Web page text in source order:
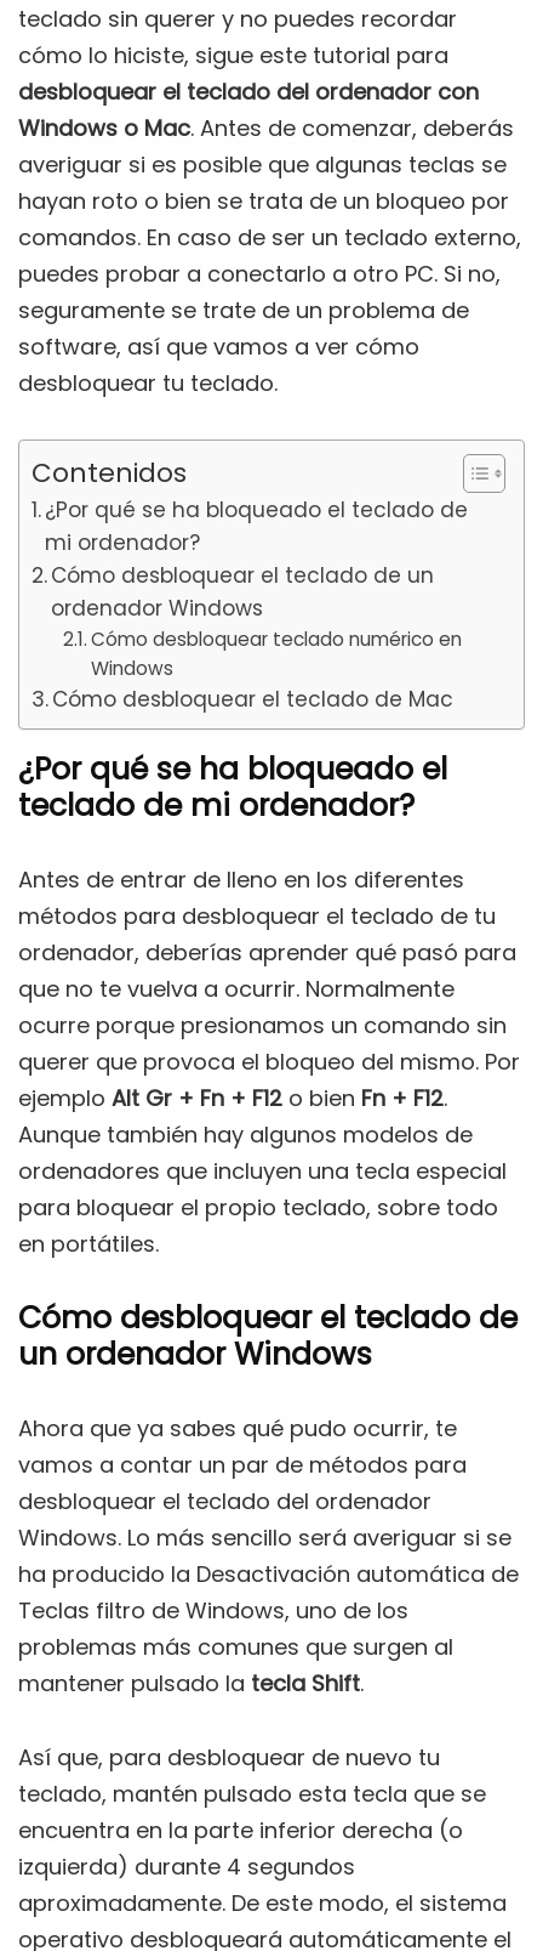
teclado sin querer y no puedes recordar
cómo lo hiciste, sigue este tutorial para
desbloquear el teclado del ordenador con
Windows o Mac. Antes de comenzar, deberás
averiguar si es posible que algunas teclas se
hayan roto o bien se trata de un bloqueo por
comandos. En caso de ser un teclado externo,
puedes probar a conectarlo a otro PC. Si no,
seguramente se trate de un problema de
software, así que vamos a ver cómo
desbloquear tu teclado.
Contenidos
¿Por qué se ha bloqueado el teclado de
mi ordenador?
Cómo desbloquear el teclado de un
ordenador Windows
Cómo desbloquear teclado numérico en
Windows
Cómo desbloquear el teclado de Mac
¿Por qué se ha bloqueado el
teclado de mi ordenador?
Antes de entrar de lleno en los diferentes
métodos para desbloquear el teclado de tu
ordenador, deberías aprender qué pasó para
que no te vuelva a ocurrir. Normalmente
ocurre porque presionamos un comando sin
querer que provoca el bloqueo del mismo. Por
ejemplo Alt Gr + Fn + F12 o bien Fn + F12.
Aunque también hay algunos modelos de
ordenadores que incluyen una tecla especial
para bloquear el propio teclado, sobre todo
en portátiles.
Cómo desbloquear el teclado de
un ordenador Windows
Ahora que ya sabes qué pudo ocurrir, te
vamos a contar un par de métodos para
desbloquear el teclado del ordenador
Windows. Lo más sencillo será averiguar si se
ha producido la Desactivación automática de
Teclas filtro de Windows, uno de los
problemas más comunes que surgen al
mantener pulsado la tecla Shift.
Así que, para desbloquear de nuevo tu
teclado, mantén pulsado esta tecla que se
encuentra en la parte inferior derecha (o
izquierda) durante 4 segundos
aproximadamente. De este modo, el sistema
operativo desbloqueará automáticamente el